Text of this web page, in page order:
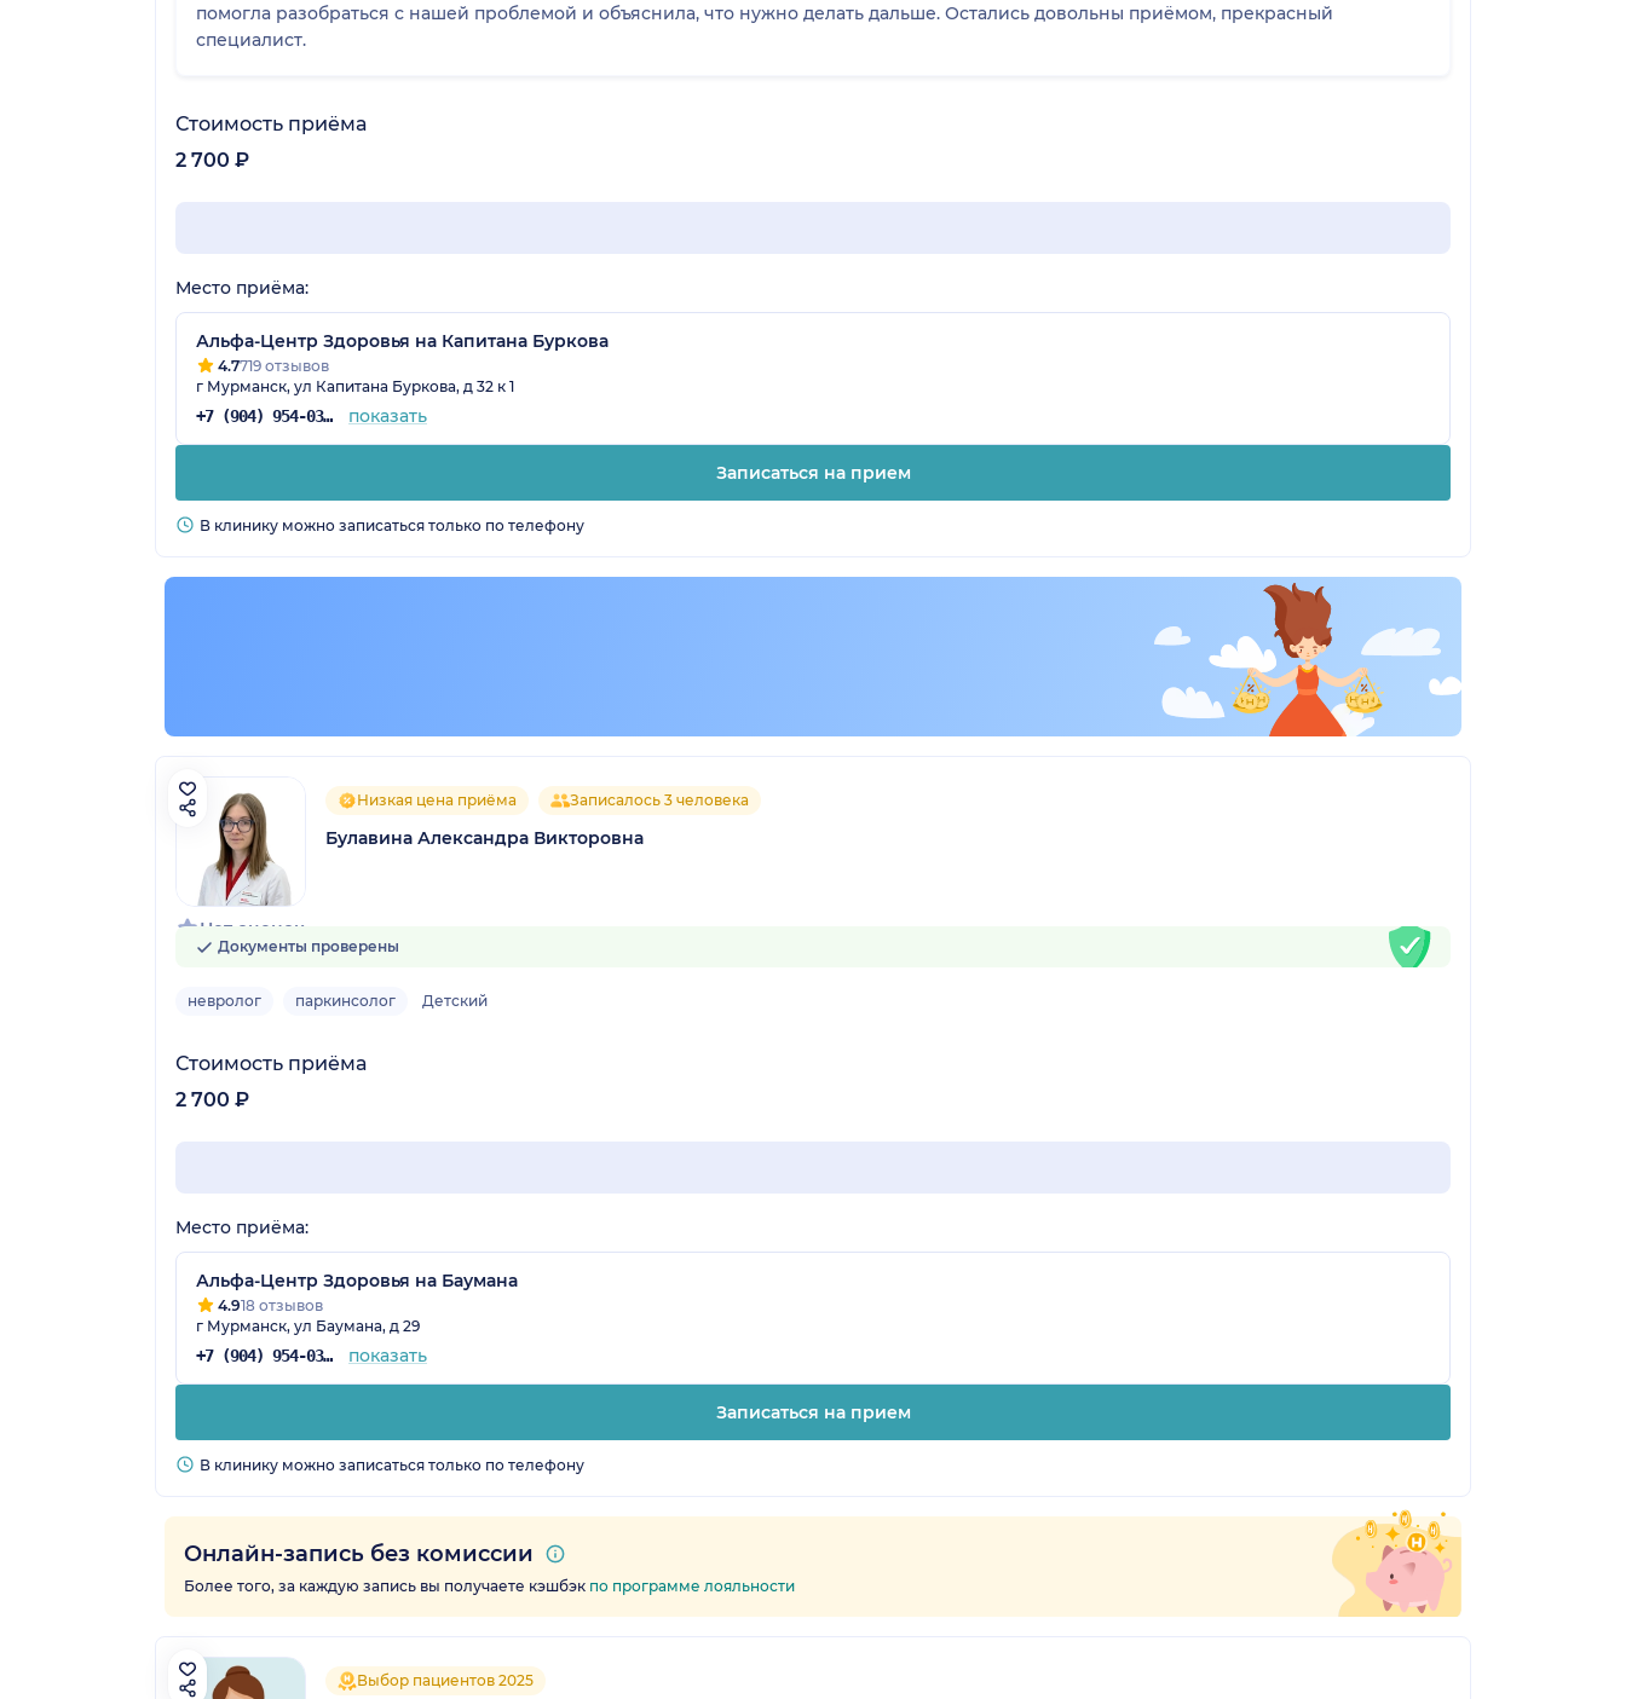
помогла разобраться с нашей проблемой и объяснила, что нужно делать дальше. Остались довольны приёмом, прекрасный
специалист.
Стоимость приёма
2 700 ₽
Место приёма:
Альфа-Центр Здоровья на Капитана Буркова
4.7719 отзывов
г Мурманск, ул Капитана Буркова, д 32 к 1
+7 (904) 954-03-72 показать
Записаться на прием
В клинику можно записаться только по телефону
Нет оценок
Низкая цена приёма Записалось 3 человека
Булавина Александра Викторовна
Документы проверены
невролог паркинсолог Детский
Стоимость приёма
2 700 ₽
Место приёма:
Альфа-Центр Здоровья на Баумана
4.918 отзывов
г Мурманск, ул Баумана, д 29
+7 (904) 954-03-72 показать
Записаться на прием
В клинику можно записаться только по телефону
Онлайн-запись без комиссии
Более того, за каждую запись вы получаете кэшбэк по программе лояльности
Выбор пациентов 2025